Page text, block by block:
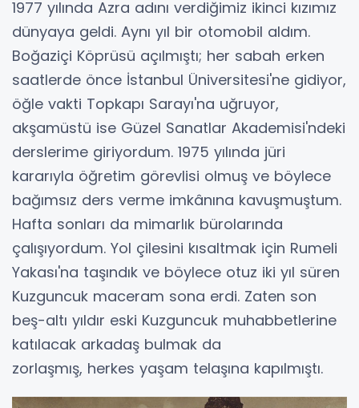
1977 yılında Azra adını verdiğimiz ikinci kızımız
dünyaya geldi. Aynı yıl bir otomobil aldım.
Boğaziçi Köprüsü açılmıştı; her sabah erken
saatlerde önce İstanbul Üniversitesi'ne gidiyor,
öğle vakti Topkapı Sarayı'na uğruyor,
akşamüstü ise Güzel Sanatlar Akademisi'ndeki
derslerime giriyordum. 1975 yılında jüri
kararıyla öğretim görevlisi olmuş ve böylece
bağımsız ders verme imkânına kavuşmuştum.
Hafta sonları da mimarlık bürolarında
çalışıyordum. Yol çilesini kısaltmak için Rumeli
Yakası'na taşındık ve böylece otuz iki yıl süren
Kuzguncuk maceram sona erdi. Zaten son
beş-altı yıldır eski Kuzguncuk muhabbetlerine
katılacak arkadaş bulmak da
zorlaşmış, herkes yaşam telaşına kapılmıştı.